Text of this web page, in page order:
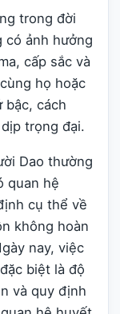
trong đời
có ảnh hưởng
cấp sắc và
họ hoặc
bậc, cách
trọng đại.
Dao thường
quan hệ
cụ thể về
không hoàn
nay, việc
biệt là độ
và quy định